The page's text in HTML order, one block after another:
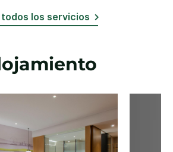
los servicios